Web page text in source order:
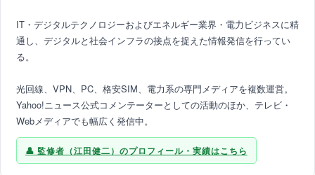
IT・デジタルテクノロジーおよびエネルギー業界・電力ビジネスに精
通し、デジタルと社会インフラの接点を捉えた情報発信を行ってい
る。
光回線、VPN、PC、格安SIM、電力系の専門メディアを複数運営。
Yahoo!ニュース公式コメンテーターとしての活動のほか、テレビ・
Webメディアでも幅広く発信中。
監修者（江田健二）のプロフィール・実績はこちら